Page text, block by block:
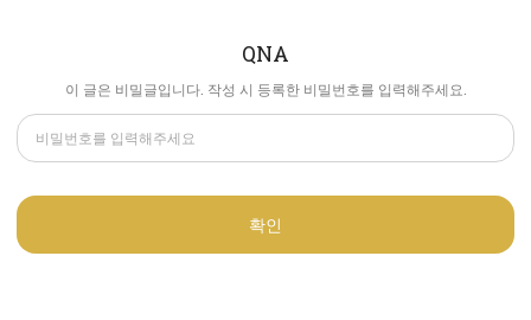
QNA
이 글은 비밀글입니다. 작성 시 등록한 비밀번호를 입력해주세요.
확인